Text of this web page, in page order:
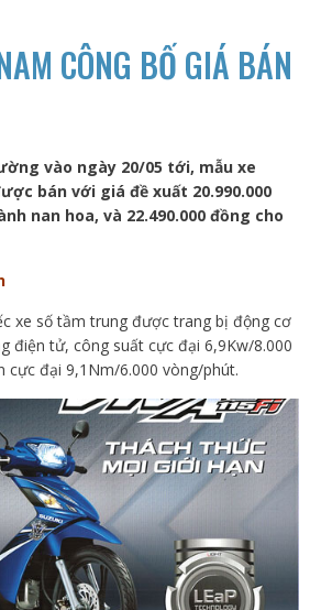
CÔNG BỐ GIÁ BÁN
vào ngày 20/05 tới, mẫu xe
bán với giá đề xuất 20.990.000
nan hoa, và 22.490.000 đồng cho
xe số tầm trung được trang bị động cơ
điện tử, công suất cực đại 6,9Kw/8.000
cực đại 9,1Nm/6.000 vòng/phút.